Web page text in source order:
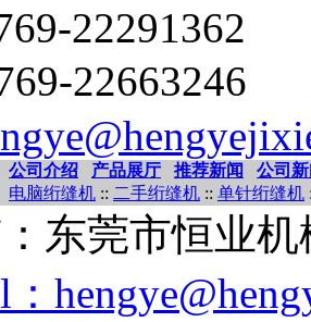
22663246
公司介绍 产品展厅 推荐新闻
公司
电脑绗缝机 :: 二手绗缝机 :: 单针绗缝机
东莞市恒业